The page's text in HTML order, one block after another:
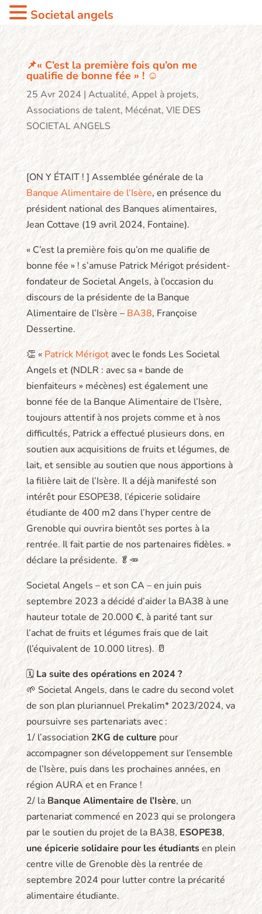
📌« C’est la première fois qu’on me
qualifie de bonne fée » ! ☺️
25 Avr 2024 | Actualité, Appel à projets,
Associations de talent, Mécénat, VIE DES
SOCIETAL ANGELS
[ON Y ÉTAIT ! ] Assemblée générale de la
Banque Alimentaire de l’Isère, en présence du
président national des Banques alimentaires,
Jean Cottave (19 avril 2024, Fontaine).
« C’est la première fois qu’on me qualifie de
bonne fée » ! s’amuse Patrick Mérigot président-
fondateur de Societal Angels, à l’occasion du
discours de la présidente de la Banque
Alimentaire de l’Isère – BA38, Françoise
Dessertine.
👏 « Patrick Mérigotavec le fonds Les Societal
Angels et (NDLR : avec sa « bande de
bienfaiteurs » mécènes) est également une
bonne fée de la Banque Alimentaire de l’Isère,
toujours attentif à nos projets comme et à nos
difficultés, Patrick a effectué plusieurs dons, en
soutien aux acquisitions de fruits et légumes, de
lait, et sensible au soutien que nous apportions à
la filière lait de l’Isère. Il a déjà manifesté son
intérêt pour ESOPE38, l’épicerie solidaire
étudiante de 400 m2 dans l’hyper centre de
Grenoble qui ouvrira bientôt ses portes à la
rentrée. Il fait partie de nos partenaires fidèles. »
déclare la présidente. 🥬🥕
Societal Angels – et son CA – en juin puis
septembre 2023 a décidé d’aider la BA38 à une
hauteur totale de 20.000 €, à parité tant sur
l’achat de fruits et légumes frais que de lait
(l’équivalent de 10.000 litres). 🥛
🗓️La suite des opérations en 2024 ?
🌱 Societal Angels, dans le cadre du second volet
de son plan pluriannuel Prekalim* 2023/2024, va
poursuivre ses partenariats avec :
1/ l’association 2KG de culture pour
accompagner son développement sur l’ensemble
de l’Isère, puis dans les prochaines années, en
région AURA et en France !
2/ laBanque Alimentaire de l’Isère, un
partenariat commencé en 2023 qui se prolongera
par le soutien du projet de la BA38, ESOPE38,
une épicerie solidaire pour les étudiantsen plein
centre ville de Grenoble dès la rentrée de
septembre 2024 pour lutter contre la précarité
alimentaire étudiante.
Societal angels